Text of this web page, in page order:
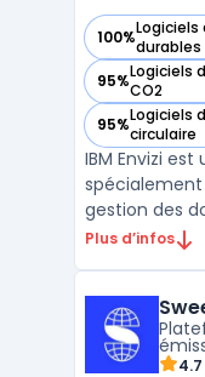
100%durables
— voir IBM
95%Logiciels
CO2
— voir IBM
95%Logiciels
circulaire
— voir IBM
IBM Envizi
gestion des
sociales et
Envizi
types de
Plus d’infos
4.7